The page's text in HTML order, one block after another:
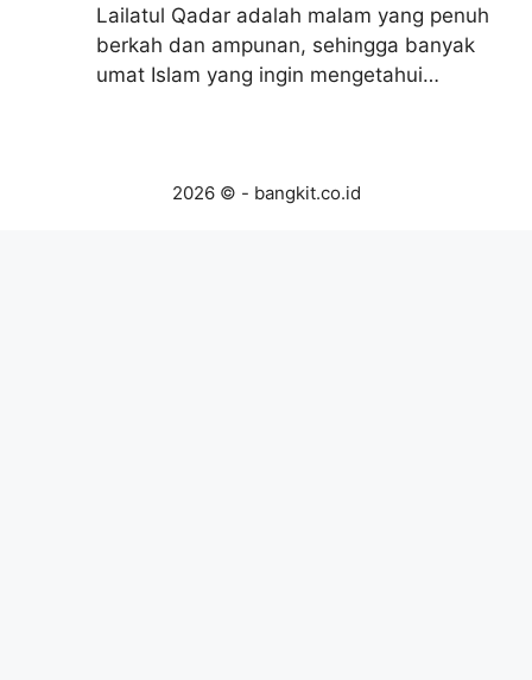
Lailatul Qadar adalah malam yang penuh
berkah dan ampunan, sehingga banyak
umat Islam yang ingin mengetahui…
2026 © - bangkit.co.id